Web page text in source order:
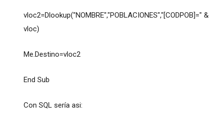
vloc2=Dlookup("NOMBRE","POBLACIONES","[CODPOB]=" &
vloc)
Me.Destino=vloc2
End Sub
Con SQL sería asi: